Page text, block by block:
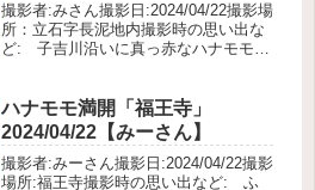
撮影者:みさん撮影日:2024/04/22撮影場
所：立石字長泥地内撮影時の思い出な
ど: 子吉川沿いに真っ赤なハナモモ
きました。
ハナモモ満開「福王寺」
2024/04/22【みーさん】
撮影者:みーさん撮影日:2024/04/22撮影
場所:福王寺撮影時の思い出など: ふ